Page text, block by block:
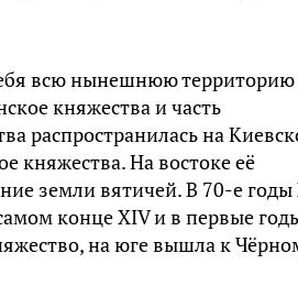
всю нынешнюю территорию
княжества и часть
распространилась на
княжества. На востоке её
земли вятичей. В 70-е годы
конце XIV и в первые
на юге вышла к